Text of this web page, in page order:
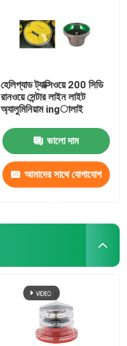
হেলিপ্যাড ট্যাক্সিওয়ে 200 সিডি
রানওয়ে সেন্টার লাইন লাইট
অ্যালুমিনিয়াম ingালাই
ভালো দাম
আমাদের সাথে যোগাযোগ